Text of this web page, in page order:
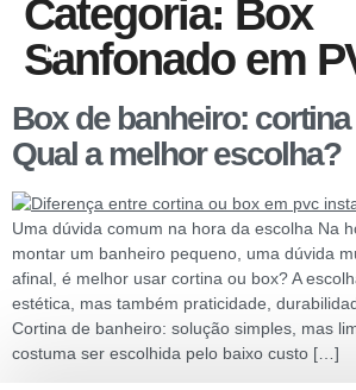
Categoria: Box
Sanfonado em
Box de banheiro:
Qual a melhor escolha?
Uma dúvida comum na hora da escolha Na
montar um banheiro pequeno, uma dúvida
afinal, é melhor usar cortina ou box? A
estética, mas também praticidade,
Cortina de banheiro: solução simples, mas
costuma ser escolhida pelo baixo custo […]